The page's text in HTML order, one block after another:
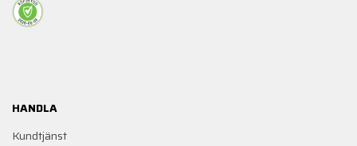
HANDLA
Kundtjänst